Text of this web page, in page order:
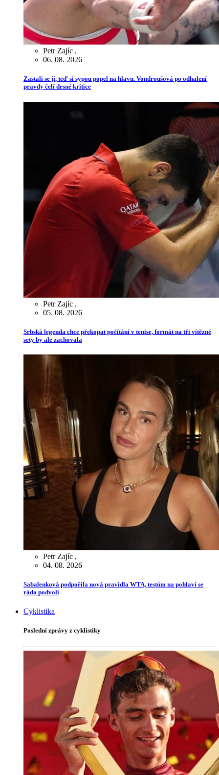
Petr Zajíc ,
06. 08. 2026
Zastali se jí, teď si sypou popel na hlavu. Vondroušová po odhalení
pravdy čelí drsné kritice
Petr Zajíc ,
05. 08. 2026
Srbská legenda chce překopat počítání v tenise, formát na tři vítězné
sety by ale zachovala
Petr Zajíc ,
04. 08. 2026
Sabalenková podpořila nová pravidla WTA, testům na pohlaví se
ráda podvolí
Cyklistika
Poslední zprávy z cyklistiky